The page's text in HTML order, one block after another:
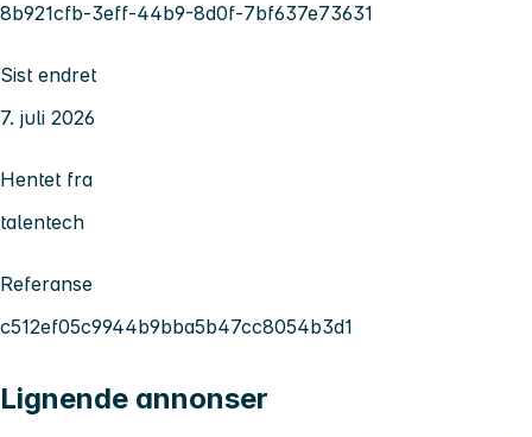
8b921cfb-3eff-44b9-8d0f-7bf637e73631
Sist endret
7. juli 2026
Hentet fra
talentech
Referanse
c512ef05c9944b9bba5b47cc8054b3d1
Lignende annonser